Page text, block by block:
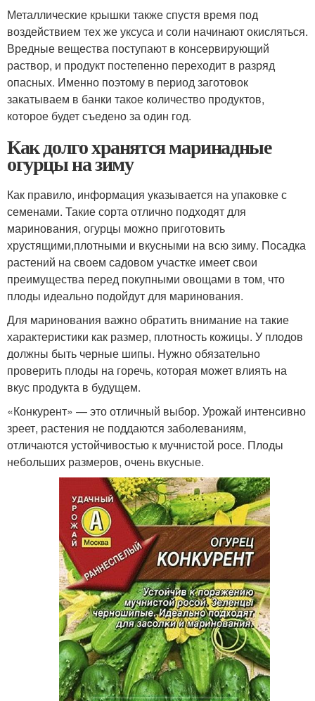
Металлические крышки также спустя время под
воздействием тех же уксуса и соли начинают окисляться.
Вредные вещества поступают в консервирующий
раствор, и продукт постепенно переходит в разряд
опасных. Именно поэтому в период заготовок
закатываем в банки такое количество продуктов,
которое будет съедено за один год.
Как долго хранятся маринадные
огурцы на зиму
Как правило, информация указывается на упаковке с
семенами. Такие сорта отлично подходят для
маринования, огурцы можно приготовить
хрустящими,плотными и вкусными на всю зиму. Посадка
растений на своем садовом участке имеет свои
преимущества перед покупными овощами в том, что
плоды идеально подойдут для маринования.
Для маринования важно обратить внимание на такие
характеристики как размер, плотность кожицы. У плодов
должны быть черные шипы. Нужно обязательно
проверить плоды на горечь, которая может влиять на
вкус продукта в будущем.
«Конкурент» — это отличный выбор. Урожай интенсивно
зреет, растения не поддаются заболеваниям,
отличаются устойчивостью к мучнистой росе. Плоды
небольших размеров, очень вкусные.